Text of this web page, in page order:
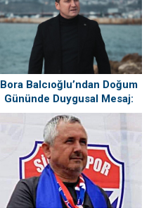
Bora Balcıoğlu’ndan Doğum
Gününde Duygusal Mesaj:
“Silivri’mi Çok Özlüyorum”